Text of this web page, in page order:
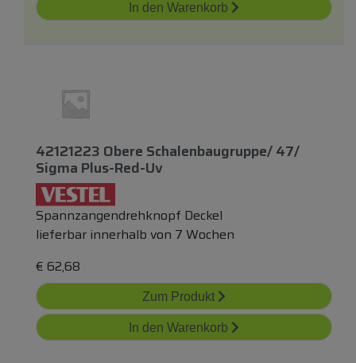
In den Warenkorb
42121223 Obere Schalenbaugruppe/ 47/
Sigma Plus-Red-Uv
Spannzangendrehknopf Deckel
lieferbar innerhalb von 7 Wochen
€ 62,68
Zum Produkt
In den Warenkorb